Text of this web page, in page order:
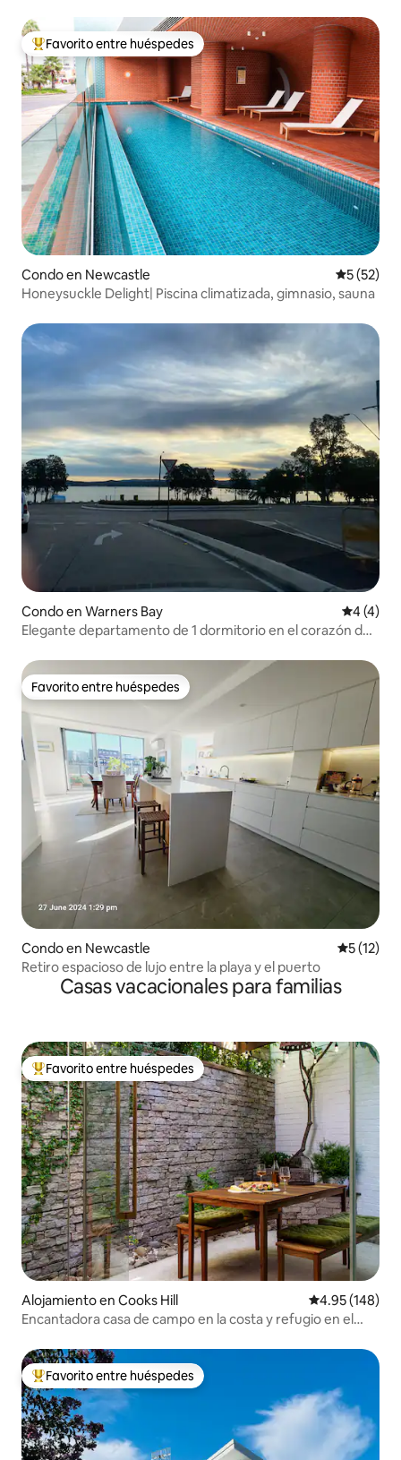
Favorito entre huéspedes preferido
Favorito entre huéspedes
Condo en Newcastle
5 (52)
Honeysuckle Delight| Piscina climatizada, gimnasio, sauna
Condo en Warners Bay
4 (4)
Elegante departamento de 1 dormitorio en el corazón de
Favorito entre huéspedes
Favorito entre huéspedes
Condo en Newcastle
5 (12)
Retiro espacioso de lujo entre la playa y el puerto
Casas vacacionales para familias
Favorito entre huéspedes preferido
Favorito entre huéspedes
Alojamiento en Cooks Hill Calificación
4.95 (148)
Encantadora casa de campo en la costa y refugio en el
Favorito entre huéspedes preferido
Favorito entre huéspedes